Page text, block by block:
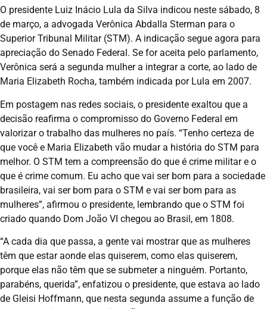
O presidente Luiz Inácio Lula da Silva indicou neste sábado, 8
de março, a advogada Verônica Abdalla Sterman para o
Superior Tribunal Militar (STM). A indicação segue agora para
apreciação do Senado Federal. Se for aceita pelo parlamento,
Verônica será a segunda mulher a integrar a corte, ao lado de
Maria Elizabeth Rocha, também indicada por Lula em 2007.
Em postagem nas redes sociais, o presidente exaltou que a
decisão reafirma o compromisso do Governo Federal em
valorizar o trabalho das mulheres no país. “Tenho certeza de
que você e Maria Elizabeth vão mudar a história do STM para
melhor. O STM tem a compreensão do que é crime militar e o
que é crime comum. Eu acho que vai ser bom para a sociedade
brasileira, vai ser bom para o STM e vai ser bom para as
mulheres”, afirmou o presidente, lembrando que o STM foi
criado quando Dom João VI chegou ao Brasil, em 1808.
“A cada dia que passa, a gente vai mostrar que as mulheres
têm que estar aonde elas quiserem, como elas quiserem,
porque elas não têm que se submeter a ninguém. Portanto,
parabéns, querida”, enfatizou o presidente, que estava ao lado
de Gleisi Hoffmann, que nesta segunda assume a função de